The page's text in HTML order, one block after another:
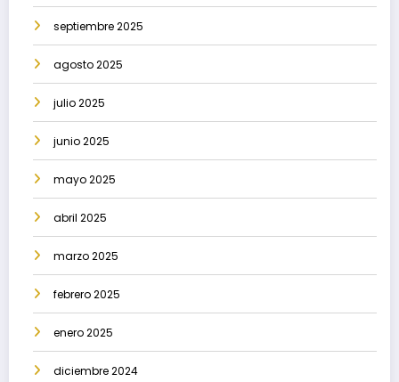
septiembre 2025
agosto 2025
julio 2025
junio 2025
mayo 2025
abril 2025
marzo 2025
febrero 2025
enero 2025
diciembre 2024